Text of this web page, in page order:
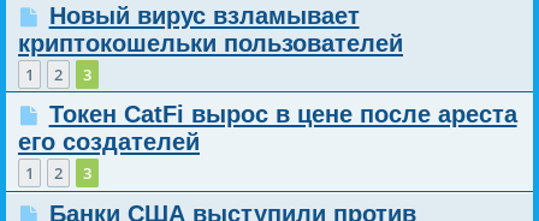
Новый вирус взламывает
криптокошельки пользователей
1 2 3
Токен CatFi вырос в цене после ареста
его создателей
1 2 3
Банки США выступили против